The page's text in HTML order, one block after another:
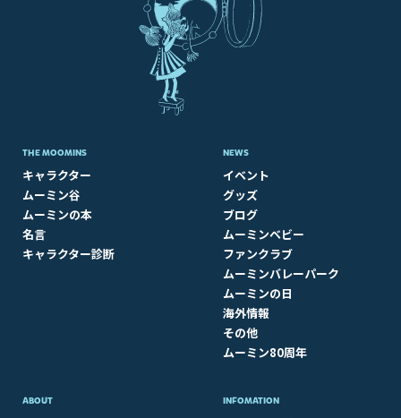
THE MOOMINS
キャラクター
ムーミン谷
ムーミンの本
名言
キャラクター診断
NEWS
イベント
グッズ
ブログ
ムーミンベビー
ファンクラブ
ムーミンバレーパーク
ムーミンの日
海外情報
その他
ムーミン80周年
ABOUT​ INFOMATION